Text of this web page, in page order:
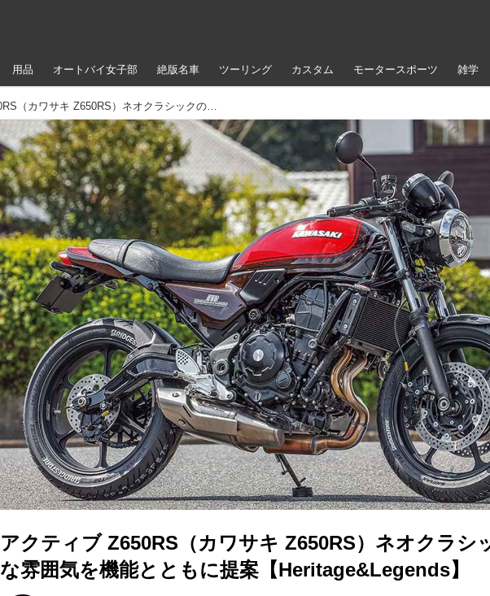
用品 オートバイ女子部 絶版名車 ツーリング カスタム モータースポーツ 雑学
アクティブ Z650RS（カワサキ Z650RS）ネオクラシックの新たな雰囲気を機能とともに提案【Heritage&Legends】
アクティブ Z650RS（カワサキ Z650RS）ネオクラシ
な雰囲気を機能とともに提案【Heritage&Legends】